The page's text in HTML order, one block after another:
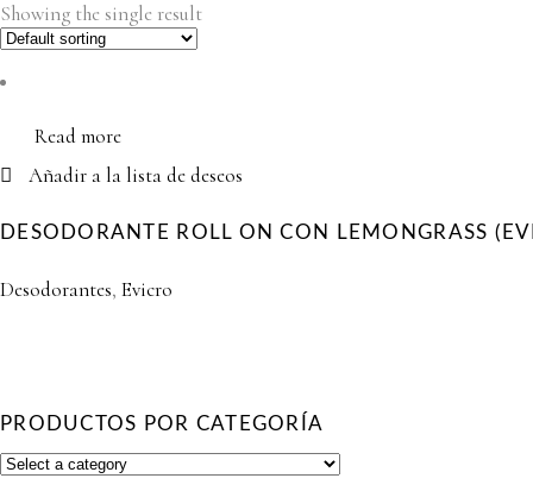
Showing the single result
Read more
Añadir a la lista de deseos
DESODORANTE ROLL ON CON LEMONGRASS
Desodorantes, Evicro
PRODUCTOS POR CATEGORÍA